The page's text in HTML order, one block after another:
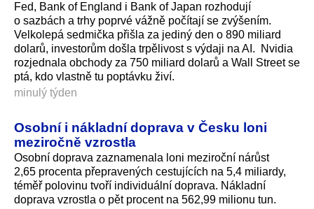
Fed, Bank of England i Bank of Japan rozhodují
o sazbách a trhy poprvé vážně počítají se zvýšením.
Velkolepá sedmička přišla za jediný den o 890 miliard
dolarů, investorům došla trpělivost s výdaji na AI. Nvidia
rozjednala obchody za 750 miliard dolarů a Wall Street se
ptá, kdo vlastně tu poptávku živí.
minulý týden
Osobní i nákladní doprava v Česku loni
meziročně vzrostla
Osobní doprava zaznamenala loni meziroční nárůst
2,65 procenta přepravených cestujících na 5,4 miliardy,
téměř polovinu tvoří individuální doprava. Nákladní
doprava vzrostla o pět procent na 562,99 milionu tun.